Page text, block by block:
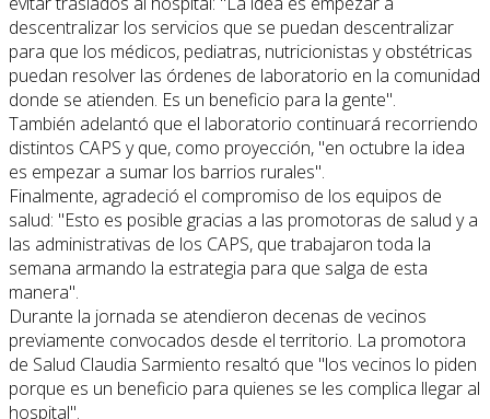
descentralizar los servicios que se puedan descentralizar
para que los médicos, pediatras, nutricionistas y obstétricas
puedan resolver las órdenes de laboratorio en la comunidad
donde se atienden. Es un beneficio para la gente".
También adelantó que el laboratorio continuará recorriendo
distintos CAPS y que, como proyección, "en octubre la idea
es empezar a sumar los barrios rurales".
Finalmente, agradeció el compromiso de los equipos de
salud: "Esto es posible gracias a las promotoras de salud y a
las administrativas de los CAPS, que trabajaron toda la
semana armando la estrategia para que salga de esta
manera".
Durante la jornada se atendieron decenas de vecinos
previamente convocados desde el territorio. La promotora
de Salud Claudia Sarmiento resaltó que "los vecinos lo piden
porque es un beneficio para quienes se les complica llegar al
hospital".